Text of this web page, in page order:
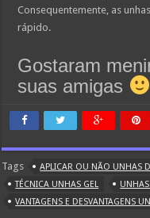
Consequentemente, as
rápido.
Gostaram
suas amigas
Tags APLICAR OU NÃO UNHAS
TÉCNICA UNHAS GEL
VANTAGENS E DESVANTAGENS